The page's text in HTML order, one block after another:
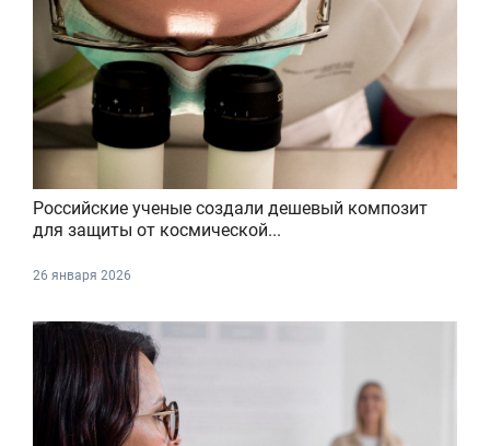
Российские ученые создали дешевый композит
для защиты от космической...
26 января 2026